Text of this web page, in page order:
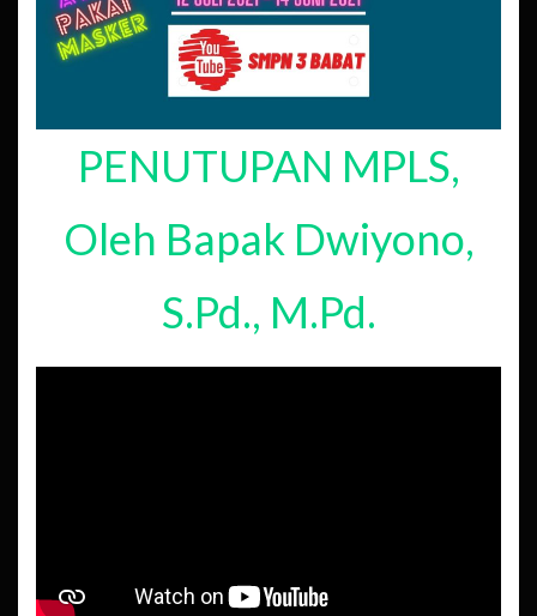
PENUTUPAN MPLS,
Oleh Bapak Dwiyono,
S.Pd., M.Pd.